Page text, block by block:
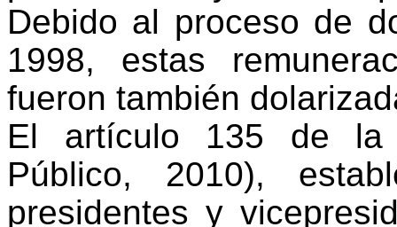
Debido al proceso de
1998, estas
fueron también
El artículo 135 de la
Público, 2010),
presidentes y